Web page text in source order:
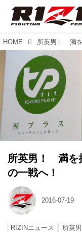
HOME
所英男！ 満を
の一戦へ！
2016-07-19
RIZINニュース 所英男